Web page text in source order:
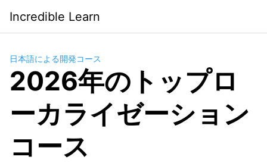
contenido
Incredible Learn
日本語による開発コース
2026年のトップロ
ーカライゼーション
コース